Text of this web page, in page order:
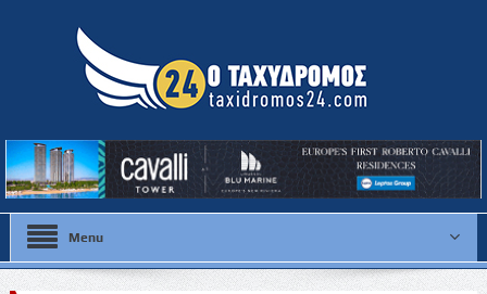
Menu